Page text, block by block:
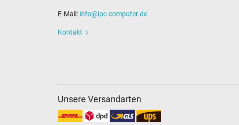
E-Mail: info@ipc-computer.de
Kontakt
Unsere Versandarten